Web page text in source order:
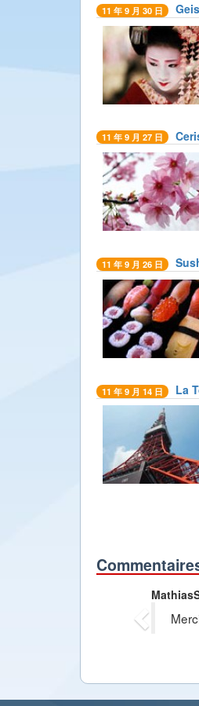
11 年 9 月 30 日
11 年 9 月 27 日
11 年 9 月 26 日
11 年 9 月 14 日 La